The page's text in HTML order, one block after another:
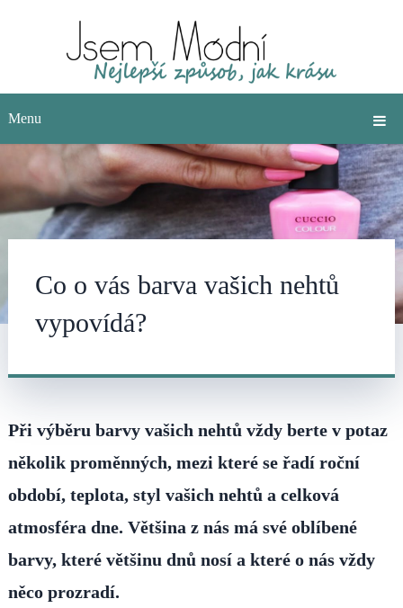
Menu
Co o vás barva vašich nehtů
vypovídá?
Při výběru barvy vašich nehtů vždy berte v potaz
několik proměnných, mezi které se řadí roční
období, teplota, styl vašich nehtů a celková
atmosféra dne. Většina z nás má své oblíbené
barvy, které většinu dnů nosí a které o nás vždy
něco prozradí.